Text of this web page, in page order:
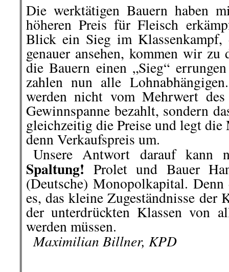
Die werktätigen Bauern haben
höheren Preis für Fleisch
Blick ein Sieg im
genauer ansehen, kommenwir zu
die Bauern einen „Sieg“
zahlen nun alle
werden nicht vom Mehrwert
Gewinnspanne bezahlt, sondern
gleichzeitig die Preise und legt
denn Verkaufspreis um.
Unsere Antwort darauf
Spaltung! Prolet und Bauer
(Deutsche) Monopolkapital.
es, das kleine Zugeständnisse der
der unterdrückten Klassen von
werden müssen.
Maximilian Billner, KPD